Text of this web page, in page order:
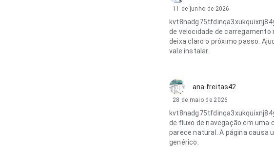
11 de junho de 2026
de velocidade de
deixa claro o próximo passo.
vale instalar.
ana.freitas42
28 de maio de 2026
de fluxo de navegação em uma
parece natural. A página causa
genérico.